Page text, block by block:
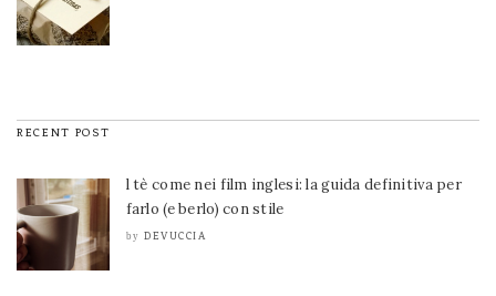
RECENT POST
l tè come nei film inglesi: la guida definitiva per
farlo (e berlo) con stile
by DEVUCCIA